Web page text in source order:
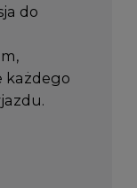
do
każdego